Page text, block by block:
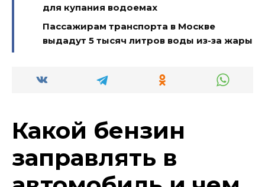
для купания водоемах
Пассажирам транспорта в Москве
выдадут 5 тысяч литров воды из-за жары
Какой бензин
заправлять в